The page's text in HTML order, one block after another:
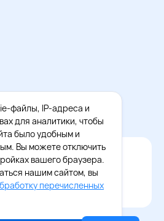
данных
Восток - Запад
бесплатное приложение
файлы, IP-адреса и
для аналитики, чтобы
было удобным и
Вы можете отключить
вашего браузера.
нашим сайтом, вы
перечисленных